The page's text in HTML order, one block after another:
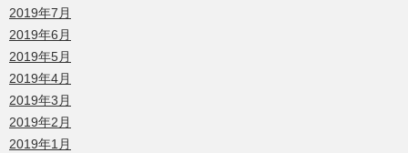
2019年7月
2019年6月
2019年5月
2019年4月
2019年3月
2019年2月
2019年1月